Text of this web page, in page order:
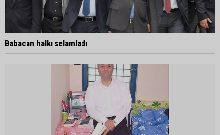
Babacan halkı selamladı